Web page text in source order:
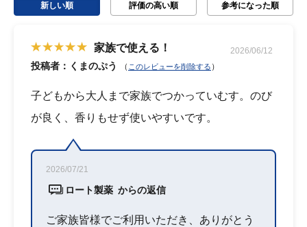
新しい順
評価の高い順 参考になった順
家族で使える！ 2026/06/12
投稿者：くまのぷう （ このレビューを削除する ）
子どもから大人まで家族でつかっていむす。のび
が良く、香りもせず使いやすいです。
ロート製薬 からの返信
2026/07/21
ご家族皆様でご利用いただき、ありがとう